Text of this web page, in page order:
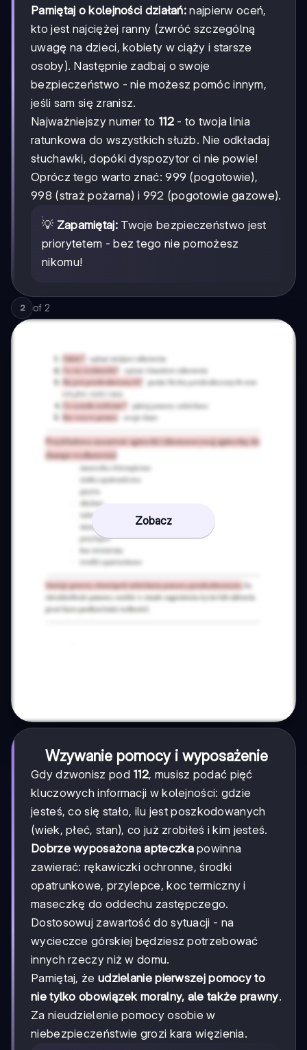
Pamiętaj o kolejności działań: najpierw oceń,
kto jest najciężej ranny (zwróć szczególną
uwagę na dzieci, kobiety w ciąży i starsze
osoby). Następnie zadbaj o swoje
bezpieczeństwo - nie możesz pomóc innym,
jeśli sam się zranisz.
Najważniejszy numer to 112- to twoja linia
ratunkowa do wszystkich służb. Nie odkładaj
słuchawki, dopóki dyspozytor ci nie powie!
Oprócz tego warto znać: 999 (pogotowie),
998 (straż pożarna) i 992 (pogotowie gazowe).
💡 Zapamiętaj:Twoje bezpieczeństwo jest
priorytetem - bez tego nie pomożesz
nikomu!
2 of 2
Zobacz
Wzywanie pomocy i wyposażenie
Gdy dzwonisz pod 112, musisz podać pięć
kluczowych informacji w kolejności: gdzie
jesteś, co się stało, ilu jest poszkodowanych
(wiek, płeć, stan), co już zrobiłeś i kim jesteś.
Dobrze wyposażona apteczkapowinna
zawierać: rękawiczki ochronne, środki
opatrunkowe, przylepce, koc termiczny i
maseczkę do oddechu zastępczego.
Dostosowuj zawartość do sytuacji - na
wycieczce górskiej będziesz potrzebować
innych rzeczy niż w domu.
Pamiętaj, że udzielanie pierwszej pomocy to
nie tylko obowiązek moralny, ale także prawny.
Za nieudzielenie pomocy osobie w
niebezpieczeństwie grozi kara więzienia.